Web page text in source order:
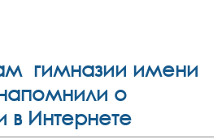
гимназии имени
о
в Интернете